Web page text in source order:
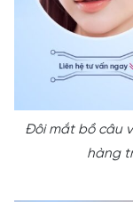
Đôi mắt bồ câu
hàng